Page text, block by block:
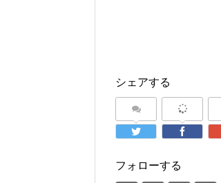
シェアする
フォローする